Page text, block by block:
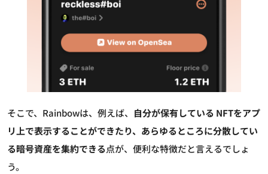
そこで、Rainbowは、例えば、 自分が保有している NFTをアプ
リ上で表示することができたり、あらゆるところに分散してい
る暗号資産を集約できる点が、便利な特徴だと言えるでしょ
う。